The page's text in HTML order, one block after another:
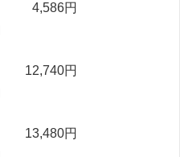
4,586円
12,740円
13,480円